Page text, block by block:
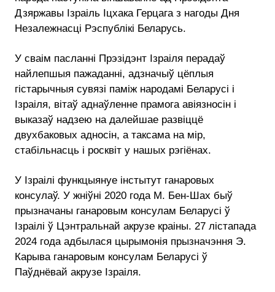
Дзяржавы Ізраіль Іцхака Герцага з нагоды Дня
Незалежнасці Рэспублікі Беларусь.
У сваім пасланні Прэзідэнт Ізраіля перадаў
найлепшыя пажаданні, адзначыў цёплыя
гістарычныя сувязі паміж народамі Беларусі і
Ізраіля, вітаў аднаўленне прамога авіязносін і
выказаў надзею на далейшае развіццё
двухбаковых адносін, а таксама на мір,
стабільнасць і росквіт у нашых рэгіёнах.
У Ізраілі функцыянуе інстытут ганаровых
консулаў. У жніўні 2020 года М. Бен-Шах быў
прызначаны ганаровым консулам Беларусі ў
Ізраілі ў Цэнтральнай акрузе краіны. 27 лістапада
2024 года адбылася цырымонія прызначэння Э.
Карыва ганаровым консулам Беларусі ў
Паўднёвай акрузе Ізраіля.